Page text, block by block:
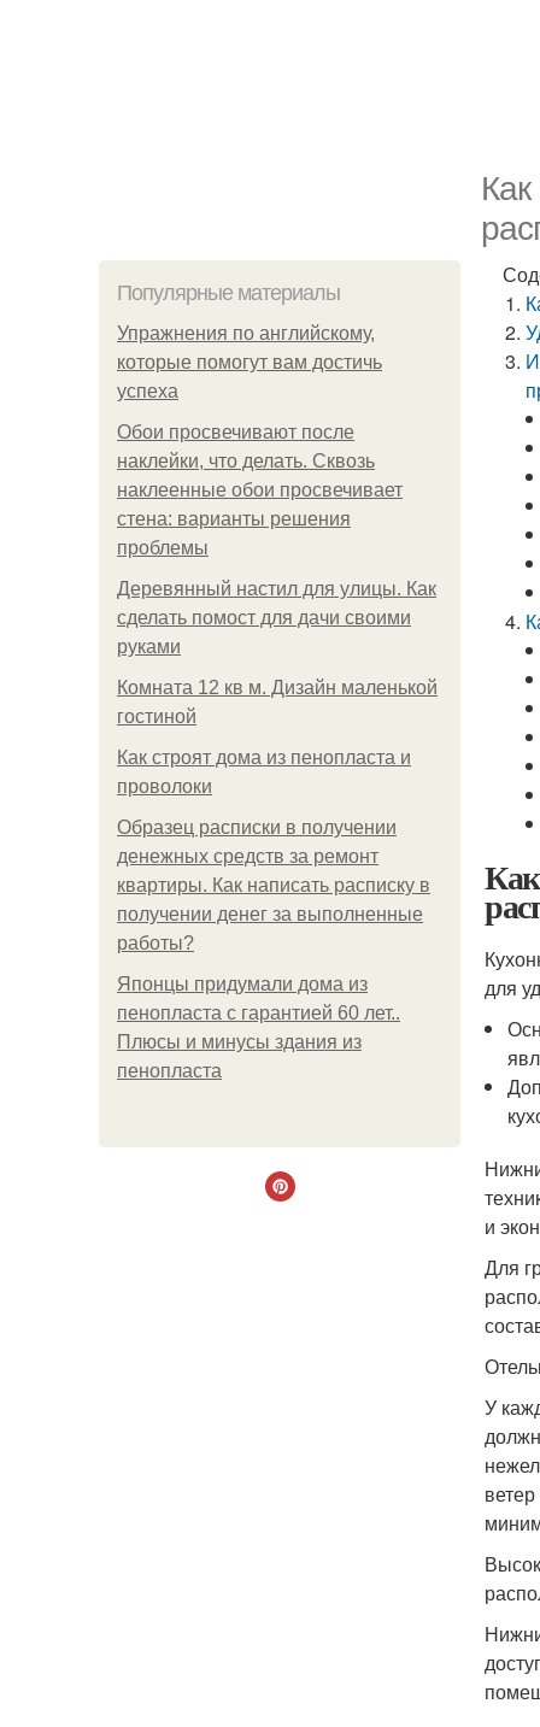
Популярные материалы
Упражнения по английскому,
которые помогут вам достичь
успеха
Обои просвечивают после
наклейки, что делать. Сквозь
наклеенные обои просвечивает
стена: варианты решения
проблемы
Деревянный настил для улицы. Как
сделать помост для дачи своими
руками
Комната 12 кв м. Дизайн маленькой
гостиной
Как строят дома из пенопласта и
проволоки
Образец расписки в получении
денежных средств за ремонт
квартиры. Как написать расписку в
получении денег за выполненные
работы?
Японцы придумали дома из
пенопласта с гарантией 60 лет..
Плюсы и минусы здания из
пенопласта
для
и
Для
У